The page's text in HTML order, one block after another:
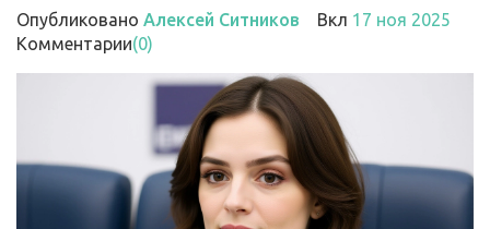
Опубликовано Алексей Ситников Вкл 17 ноя 2025
Комментарии(0)